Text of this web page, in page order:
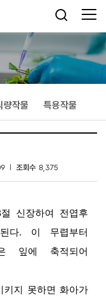
량작물 특용작물
조회수 8,375
신장하여 전엽후
다. 이 무렵부터
잎에 축적되어
키지 못하면 화아가